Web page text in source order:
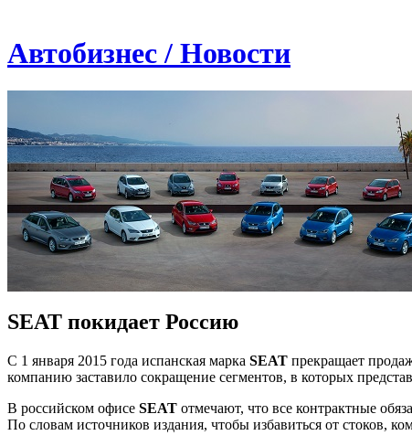
Автобизнес / Новости
SEAT покидает Россию
С 1 января 2015 года испанская марка SEAT прекращает
компанию заставило сокращение сегментов, в которых
В российском офисе SEAT отмечают, что все контрактные
По словам источников издания, чтобы избавиться от стоков,